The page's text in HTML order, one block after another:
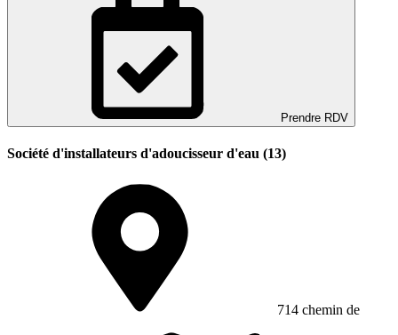
Prendre RDV
Société d'installateurs d'adoucisseur d'eau (13)
714 chemin de